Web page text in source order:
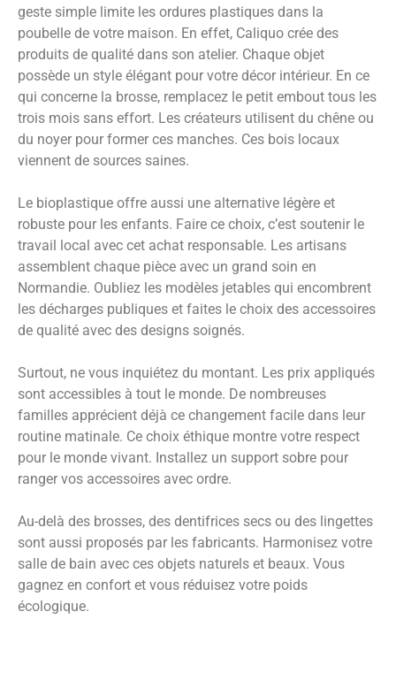
geste simple limite les ordures plastiques dans la
poubelle de votre maison. En effet, Caliquo crée des
produits de qualité dans son atelier. Chaque objet
possède un style élégant pour votre décor intérieur. En ce
qui concerne la brosse, remplacez le petit embout tous les
trois mois sans effort. Les créateurs utilisent du chêne ou
du noyer pour former ces manches. Ces bois locaux
viennent de sources saines.
Le bioplastique offre aussi une alternative légère et
robuste pour les enfants. Faire ce choix, c’est soutenir le
travail local avec cet achat responsable. Les artisans
assemblent chaque pièce avec un grand soin en
Normandie. Oubliez les modèles jetables qui encombrent
les décharges publiques et faites le choix des accessoires
de qualité avec des designs soignés.
Surtout, ne vous inquiétez du montant. Les prix appliqués
sont accessibles à tout le monde. De nombreuses
familles apprécient déjà ce changement facile dans leur
routine matinale. Ce choix éthique montre votre respect
pour le monde vivant. Installez un support sobre pour
ranger vos accessoires avec ordre.
Au-delà des brosses, des dentifrices secs ou des lingettes
sont aussi proposés par les fabricants. Harmonisez votre
salle de bain avec ces objets naturels et beaux. Vous
gagnez en confort et vous réduisez votre poids
écologique.